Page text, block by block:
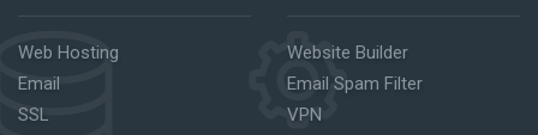
Web Hosting
Email
SSL
Website Builder
Email Spam Filter
VPN